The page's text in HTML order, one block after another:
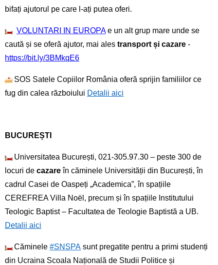
bifați ajutorul pe care l-ați putea oferi.
VOLUNTARI IN EUROPAe un alt grup mare unde se
caută și se oferă ajutor, mai ales transport și cazare -
https://bit.ly/3BMkqE6
SOS Satele Copiilor România oferă sprijin familiilor ce
fug din calea războiului Detalii aici
BUCUREȘTI
Universitatea București, 021-305.97.30 – peste 300 de
locuri de cazareîn căminele Universității din București, în
cadrul Casei de Oaspeți „Academica”, în spațiile
CEREFREA Villa Noël, precum și în spațiile Institutului
Teologic Baptist – Facultatea de Teologie Baptistă a UB.
Detalii aici
Căminele #SNSPA sunt pregatite pentru a primi studenți
din Ucraina Scoala Națională de Studii Politice și